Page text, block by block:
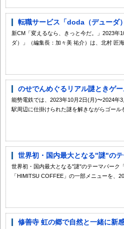
転職サービス「doda（デューダ
新CM「変えるなら、きっと今だ。」2023年
ダ）」（編集長：加々美 祐介）は、北村 匠
のせでんめぐるリアル謎ときゲ
能勢電鉄では、2023年10月2日(月)〜2024年
駅周辺に仕掛けられた謎を解きながらゴール
世界初・国内最大となる"謎"の
世界初・国内最大となる"謎"のテーマパーク
「HIMITSU COFFEE」の一部メニューを、
修善寺 虹の郷で自然と一緒に新